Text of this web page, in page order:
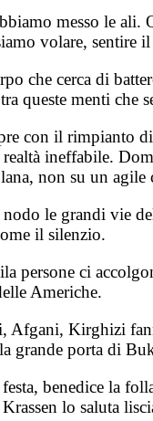
messo le ali.
volare, sentire il
che cerca di
queste menti che
con il rimpianto
ineffabile.
non su un agile
le grandi vie
il silenzio.
persone ci
Americhe.
Kirghizi
grande porta di
benedice la
lo saluta